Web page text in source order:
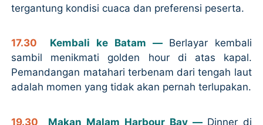
tergantung kondisi cuaca dan preferensi peserta.
17.30 Kembali ke Batam — Berlayar kembali
sambil menikmati golden hour di atas kapal.
Pemandangan matahari terbenam dari tengah laut
adalah momen yang tidak akan pernah terlupakan.
19.30 Makan Malam Harbour Bay — Dinner di